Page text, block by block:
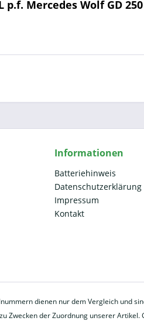
Mercedes Wolf GD
Informationen
Batteriehinweis
Datenschutzerklärung
Impressum
Kontakt
dienen nur dem Vergleich und
Zwecken der Zuordnung unserer